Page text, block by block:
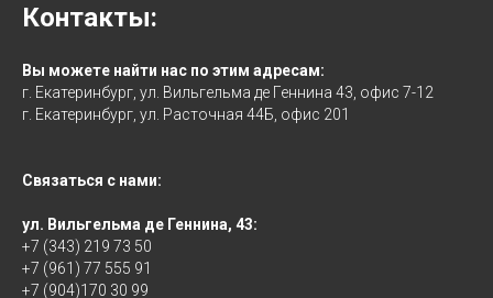
Контакты:
Вы можете найти нас по этим адресам:
г. Екатеринбург, ул. Вильгельма де Геннина 43, офис 7-12
г. Екатеринбург, ул. Расточная 44Б, офис 201
Связаться с нами:
ул. Вильгельма де Геннина, 43:
+7 (343) 219 73 50
+7 (961) 77 555 91
+7 (904)170 30 99